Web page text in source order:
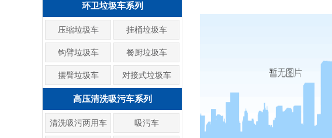
环卫垃圾车系列
压缩垃圾车 挂桶垃圾车
钩臂垃圾车 餐厨垃圾车
摆臂垃圾车 对接式垃圾车
高压清洗吸污车系列
清洗吸污两用车 吸污车